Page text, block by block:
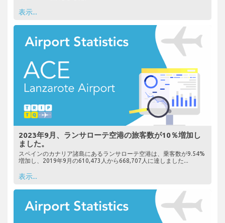
表示...
2023年9月、ランサローテ空港の旅客数が10％増加し
ました。
スペインのカナリア諸島にあるランサローテ空港は、乗客数が9.54%
増加し、2019年9月の610,473人から668,707人に達しました...
表示...